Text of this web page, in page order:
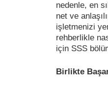
nedenle, en
net ve
işletmenizi
rehberlikle
için SSS
Birlikte